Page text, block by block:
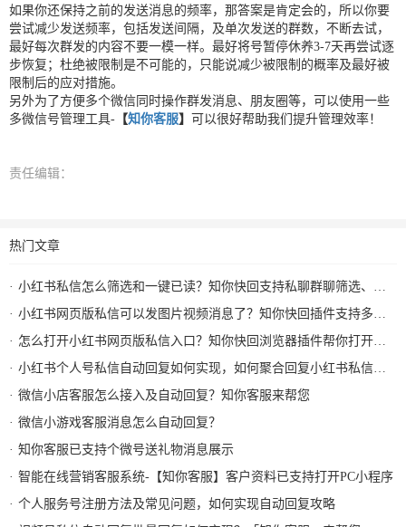
如果你还保持之前的发送消息的频率，那答案是肯定会的，所以你要
尝试减少发送频率，包括发送间隔，及单次发送的群数，不断去试，
最好每次群发的内容不要一模一样。最好将号暂停休养3-7天再尝试逐
步恢复；杜绝被限制是不可能的，只能说减少被限制的概率及最好被
限制后的应对措施。
另外为了方便多个微信同时操作群发消息、朋友圈等，可以使用一些
多微信号管理工具- 【知你客服】 可以很好帮助我们提升管理效率！
责任编辑：
热门文章
小红书私信怎么筛选和一键已读？知你快回支持私聊群聊筛选、批量已读和图片视频回复
小红书网页版私信可以发图片视频消息了？知你快回插件支持多种形式图片发送和AI自动回复
怎么打开小红书网页版私信入口？知你快回浏览器插件帮你打开小红书私信AI回复及快捷回复
小红书个人号私信自动回复如何实现，如何聚合回复小红书私信及群消息？知你客服来解决
微信小店客服怎么接入及自动回复？知你客服来帮您
微信小游戏客服消息怎么自动回复？
知你客服已支持个微号送礼物消息展示
智能在线营销客服系统-【知你客服】客户资料已支持打开PC小程序
个人服务号注册方法及常见问题，如何实现自动回复攻略